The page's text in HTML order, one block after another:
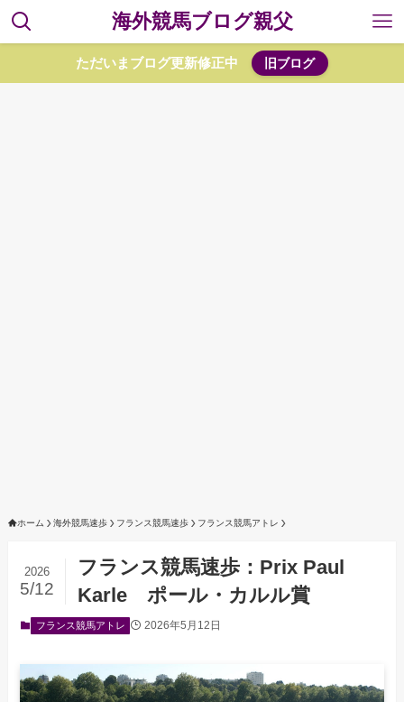
海外競馬ブログ親父
ただいまブログ更新修正中 旧ブログ
ホーム 海外競馬速歩 フランス競馬速歩 フランス競馬アトレ
フランス競馬速歩：Prix Paul
Karle ポール・カルル賞
2026
5/12
フランス競馬アトレ 2026年5月12日